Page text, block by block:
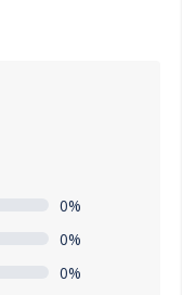
0%
0%
0%